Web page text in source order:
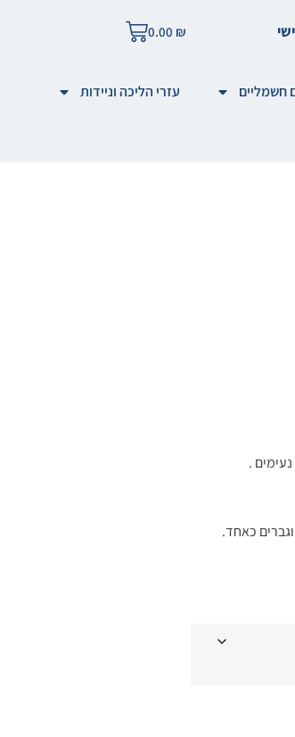
0.00 ₪
חשמליים עזרי הליכה וניידות
.
כאחד.